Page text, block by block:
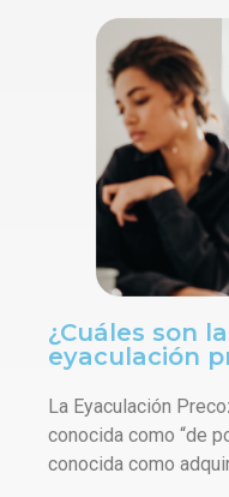
¿Cuáles son
eyaculación
La Eyaculación
conocida como “de
conocida como